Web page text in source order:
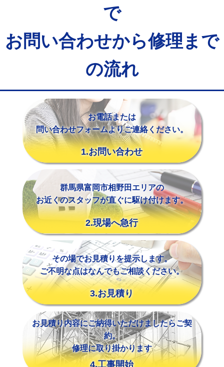
コンクリート斫り（厚さ10㎝超え）
モルタル補修（厚さ10㎝超え） 38,500円
※給水管工事は20mmまでの価格です。
で
お問い合わせから修理まで
の流れ
お電話または
問い合わせフォームよりご連絡ください。
1.お問い合わせ
群馬県富岡市相野田エリアの
お近くのスタッフが直ぐに駆け付けます。
2.現場へ急行
その場でお見積りを提示します。
ご不明な点はなんでもご相談ください。
3.お見積り
お見積り内容にご納得いただけましたらご契
約。
修理に取り掛かります
4.工事開始